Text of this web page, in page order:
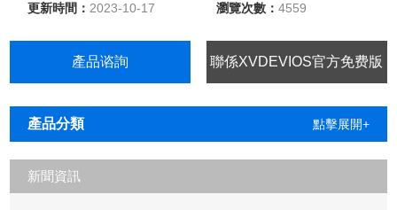
更新時間：2023-10-17 瀏覽次數： 4559
產品谘詢 聯係XVDEVIOS官方免费版
安装
產品分類
點擊展開+
新聞資訊